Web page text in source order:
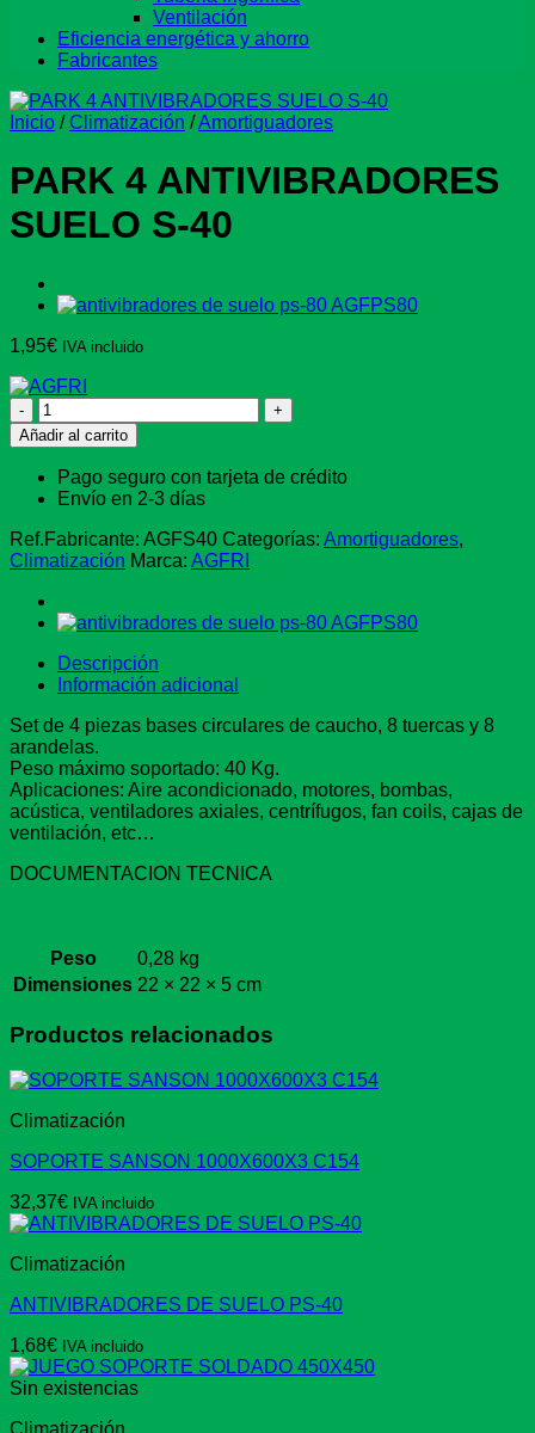
Ventilación
Eficiencia energética y ahorro
Fabricantes
Inicio / Climatización /Amortiguadores
PARK 4 ANTIVIBRADORES
SUELO S-40
1,95€ IVA incluido
PARK
4
ANTIVIBRADORES
SUELO
S-
cantidad
Añadir al carrito
Pago seguro con tarjeta de crédito
Envío en 2-3 días
Ref.Fabricante: AGFS40 Categorías: Amortiguadores,
Climatización Marca: AGFRI
Descripción
Información adicional
Set de 4 piezas bases circulares de caucho, 8 tuercas y 8
arandelas.
Peso máximo soportado: 40 Kg.
Aplicaciones: Aire acondicionado, motores, bombas,
acústica, ventiladores axiales, centrífugos, fan coils, cajas de
ventilación, etc…
DOCUMENTACION TECNICA
Peso
0,28 kg
Dimensiones 22 × 22 × 5 cm
Productos relacionados
Climatización
SOPORTE SANSON 1000X600X3 C154
32,37€ IVA incluido
Climatización
ANTIVIBRADORES DE SUELO PS-40
1,68€ IVA incluido
Sin existencias